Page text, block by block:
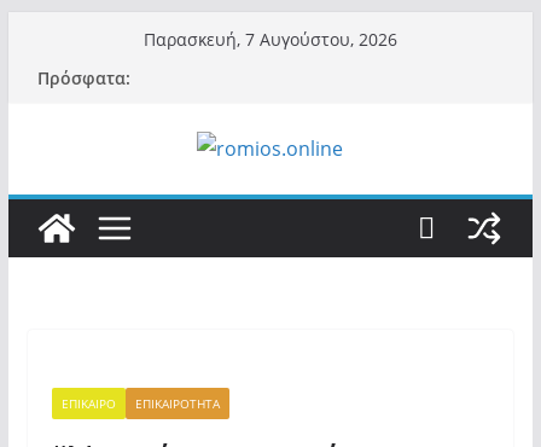
περιεχόμενο
Παρασκευή, 7 Αυγούστου, 2026
Πρόσφατα:
ΕΠΙΚΑΙΡΟ ΕΠΙΚΑΙΡΟΤΗΤΑ